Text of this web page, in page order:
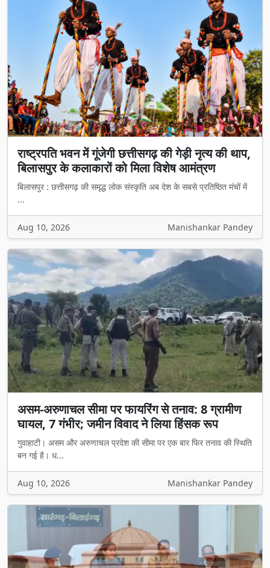
राष्ट्रपति भवन में गूंजेगी छत्तीसगढ़ की गेड़ी नृत्य की थाप,
बिलासपुर के कलाकारों को मिला विशेष आमंत्रण
बिलासपुर : छत्तीसगढ़ की समृद्ध लोक संस्कृति अब देश के सबसे प्रतिष्ठित मंचों में
...
Aug 10, 2026 Manishankar Pandey
असम-अरुणाचल सीमा पर फायरिंग से तनाव: 8 ग्रामीण
घायल, 7 गंभीर; जमीन विवाद ने लिया हिंसक रूप
गुवाहाटी। असम और अरुणाचल प्रदेश की सीमा पर एक बार फिर तनाव की स्थिति
बन गई है। ध...
Aug 10, 2026 Manishankar Pandey